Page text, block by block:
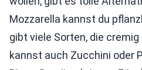
Mozzarella kannst du
gibt viele Sorten, die cremig
kannst auch Zucchini oder